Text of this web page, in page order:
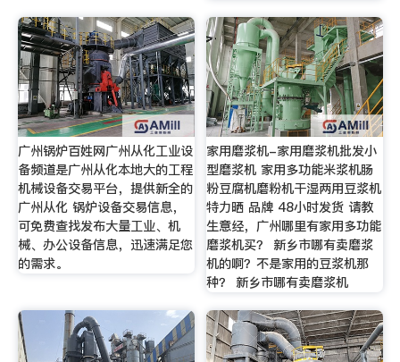
广州锅炉百姓网广州从化工业设
备频道是广州从化本地大的工程
机械设备交易平台，提供新全的
广州从化 锅炉设备交易信息，
可免费查找发布大量工业、机
械、办公设备信息，迅速满足您
的需求。
家用磨浆机-家用磨浆机批发小
型磨浆机 家用多功能米浆机肠
粉豆腐机磨粉机干湿两用豆浆机
特力晒 品牌 48小时发货 请教
生意经，广州哪里有家用多功能
磨浆机买？ 新乡市哪有卖磨浆
机的啊？不是家用的豆浆机那
种？ 新乡市哪有卖磨浆机